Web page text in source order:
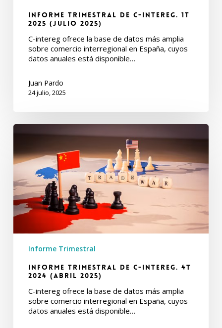
Informe Trimestral de C-intereg. 1T
2025 (Julio 2025)
C-intereg ofrece la base de datos más amplia
sobre comercio interregional en España, cuyos
datos anuales está disponible…
Juan Pardo
24 julio, 2025
Informe
C-
intereg.
4T
2024
(Abril
2025)
Informe Trimestral
Informe Trimestral de C-intereg. 4T
2024 (Abril 2025)
C-intereg ofrece la base de datos más amplia
sobre comercio interregional en España, cuyos
datos anuales está disponible…